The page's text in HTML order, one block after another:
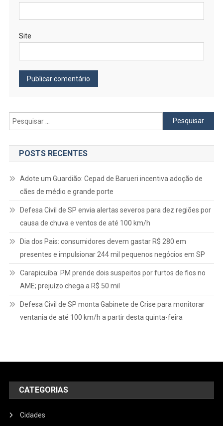
Site
Pesquisar
por:
POSTS RECENTES
Adote um Guardião: Cepad de Barueri incentiva adoção de
cães de médio e grande porte
Defesa Civil de SP envia alertas severos para dez regiões por
causa de chuva e ventos de até 100 km/h
Dia dos Pais: consumidores devem gastar R$ 280 em
presentes e impulsionar 244 mil pequenos negócios em SP
Carapicuíba: PM prende dois suspeitos por furtos de fios no
AME; prejuízo chega a R$ 50 mil
Defesa Civil de SP monta Gabinete de Crise para monitorar
ventania de até 100 km/h a partir desta quinta-feira
CATEGORIAS
Cidades